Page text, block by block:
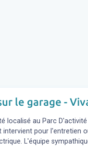
le garage -
localisé au Parc
intervient pour l'entretien
L'équipe